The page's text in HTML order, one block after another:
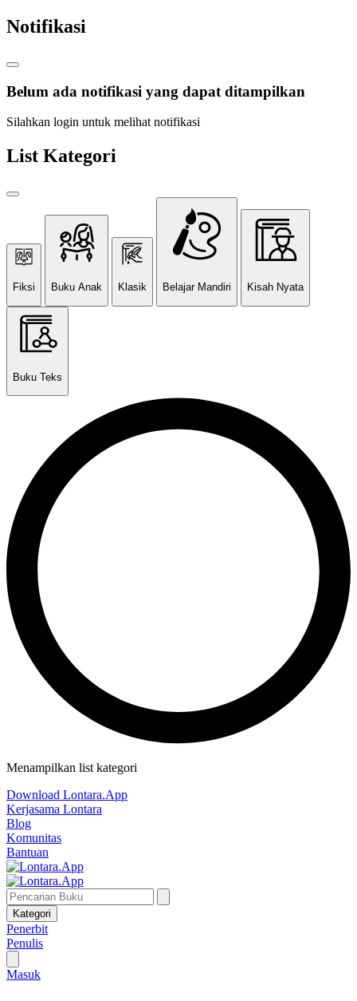
Notifikasi
Belum ada notifikasi yang dapat ditampilkan
Silahkan login untuk melihat notifikasi
List Kategori
Fiksi Buku Anak Klasik Belajar Mandiri Kisah Nyata
Buku Teks
Menampilkan list kategori
Download Lontara.App
Kerjasama Lontara
Blog
Komunitas
Bantuan
Kategori
Penerbit
Penulis
Masuk